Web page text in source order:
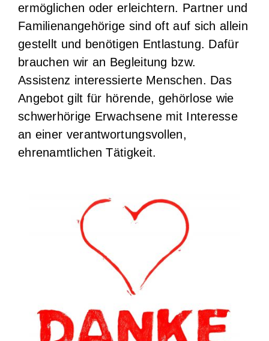
ermöglichen oder erleichtern. Partner und
Familienangehörige sind oft auf sich allein
gestellt und benötigen Entlastung. Dafür
brauchen wir an Begleitung bzw.
Assistenz interessierte Menschen. Das
Angebot gilt für hörende, gehörlose wie
schwerhörige Erwachsene mit Interesse
an einer verantwortungsvollen,
ehrenamtlichen Tätigkeit.